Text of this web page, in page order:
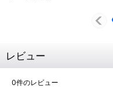
レビュー
0件のレビュー